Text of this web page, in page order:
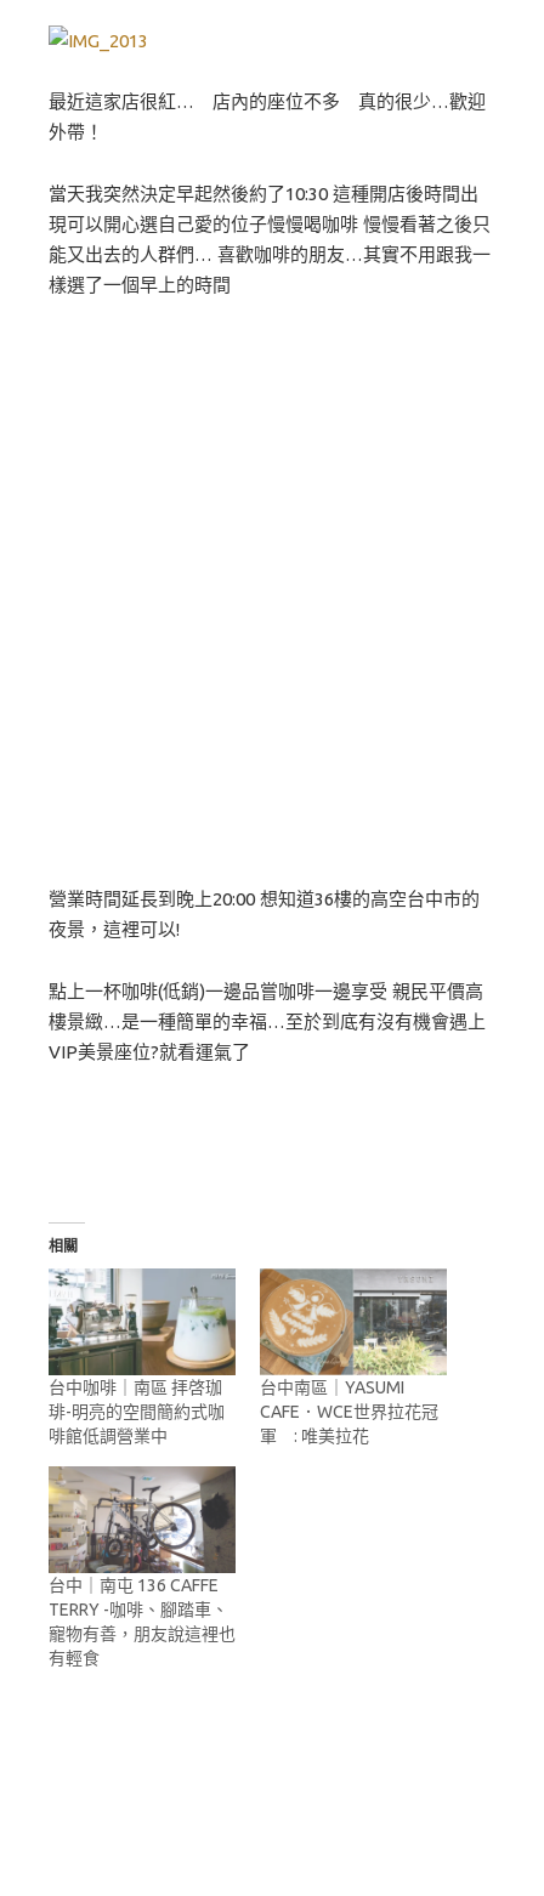
最近這家店很紅… 店內的座位不多 真的很少…歡迎
外帶！
當天我突然決定早起然後約了10:30 這種開店後時間出
現可以開心選自己愛的位子慢慢喝咖啡 慢慢看著之後只
能又出去的人群們… 喜歡咖啡的朋友…其實不用跟我一
樣選了一個早上的時間
營業時間延長到晚上20:00 想知道36樓的高空台中市的
夜景，這裡可以!
點上一杯咖啡(低銷)一邊品嘗咖啡一邊享受 親民平價高
樓景緻…是一種簡單的幸福…至於到底有沒有機會遇上
VIP美景座位?就看運氣了
相關
台中咖啡｜南區 拝啓珈
琲-明亮的空間簡約式咖
啡館低調營業中
台中南區｜YASUMI
CAFE．WCE世界拉花冠
軍 : 唯美拉花
台中｜南屯 136 CAFFE
TERRY -咖啡、腳踏車、
寵物有善，朋友說這裡也
有輕食